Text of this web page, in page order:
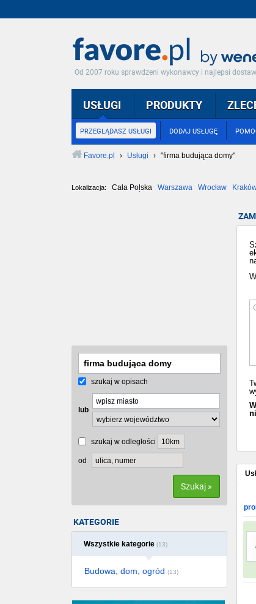
Od 2007 roku sprawdzeni wykonawcy i najlepsi
USŁUGI
PRZEGLĄDASZ USŁUGI DODAJ USŁUGĘ
PRODUKTY
Favore.pl › Usługi › "firma budująca domy"
Lokalizacja: Cała Polska Warszawa Wrocław
szukaj w opisach
lub
szukaj w odległości
od
Szukaj »
KATEGORIE
Wszystkie kategorie (13)
Budowa, dom, ogród (13)